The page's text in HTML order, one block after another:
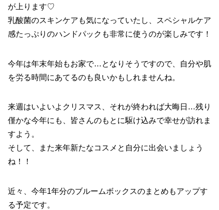
が上ります♡
乳酸菌のスキンケアも気になっていたし、スペシャルケア
感たっぷりのハンドパックも非常に使うのが楽しみです！
今年は年末年始もお家で…となりそうですので、自分や肌
を労る時間にあてるのも良いかもしれませんね。
来週はいよいよクリスマス、それが終われば大晦日…残り
僅かな今年にも、皆さんのもとに駆け込みで幸せが訪れま
すよう。
そして、また来年新たなコスメと自分に出会いましょう
ね！！
近々、今年1年分のブルームボックスのまとめもアップす
る予定です。